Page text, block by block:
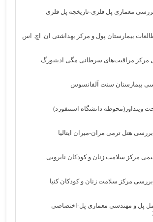
بررسی معماری پل فلزی-تاریخچه پل فلزی
بیمارستان پول و مرکز بهداشتی ان. اچ. اس
مرکز مراقبت‌های سرطانی مگی ادینبورگ
بیمارستان سنت آلفانسوس
وینداور(محوطه دانشگاه استنفورد)
بررسی هتل ترمی مران-میران ایتالیا
مرکز سلامت زنان و کودکان نایروبی
بررسی مرکز سلامت زنان و کودکان کنیا
پل و مهندسی معماری پل-اختصاصی